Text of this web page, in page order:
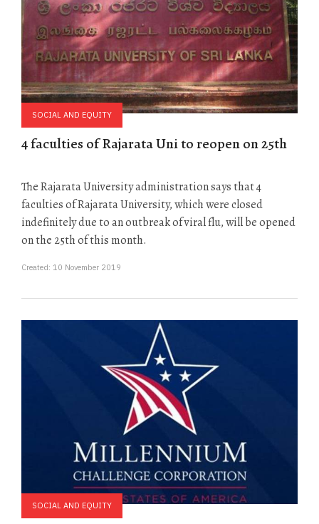
SOCIAL AND EQUITY
4 faculties of Rajarata Uni to reopen on 25th
The Rajarata University administration says that 4
faculties of Rajarata University, which were closed
indefinitely due to an outbreak of viral flu, will be opened
on the 25th of this month.
Created: 10 November 2019
SOCIAL AND EQUITY